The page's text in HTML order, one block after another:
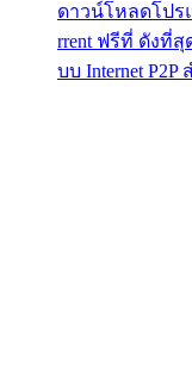
ดาวน์โหลดโปร
rrent ฟรีที่ ดังที่
บบ Internet